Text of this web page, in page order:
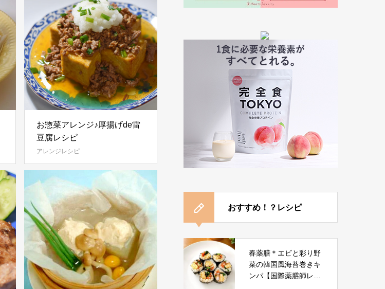
お惣菜アレンジ♪厚揚げde雷
豆腐レシピ
アレンジレシピ
おすすめ！？レシピ
春薬膳＊エビと彩り野
菜の韓国風海苔巻きキ
ンパ【国際薬膳師レシ